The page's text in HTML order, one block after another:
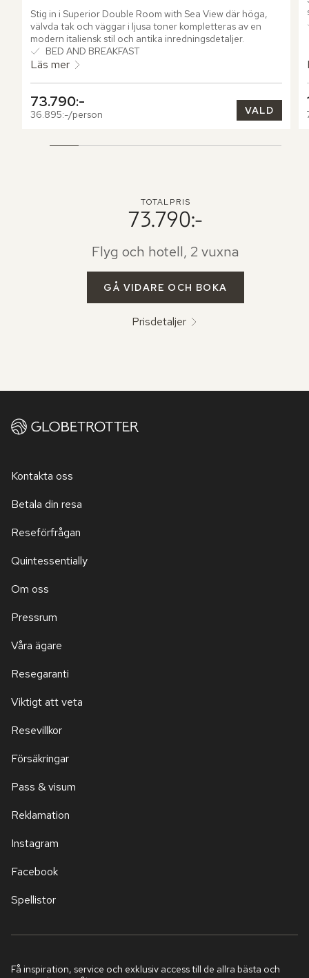
Stig in i Superior Double Room with Sea View där höga,
välvda tak och väggar i ljusa toner kompletteras av en
modern italiensk stil och antika inredningsdetaljer.
BED AND BREAKFAST
Läs mer
73.790:-
36.895:-/person VALD
TOTALPRIS
73.790:-
Flyg och hotell, 2 vuxna
GÅ VIDARE OCH BOKA
Prisdetaljer
Kontakta oss
Betala din resa
Reseförfrågan
Quintessentially
Om oss
Pressrum
Våra ägare
Resegaranti
Viktigt att veta
Resevillkor
Försäkringar
Pass & visum
Reklamation
Instagram
Facebook
Spellistor
Få inspiration, service och exklusiv access till de allra bästa och